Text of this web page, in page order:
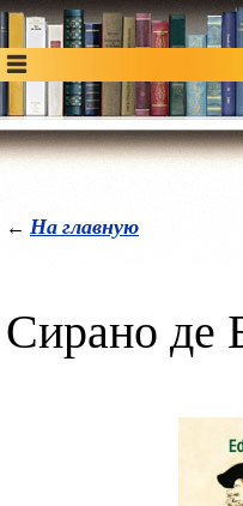
← На главную
Сирано де